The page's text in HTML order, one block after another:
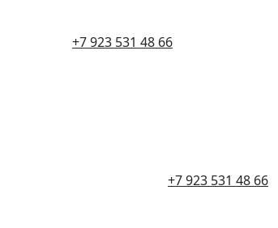
+7 923 531 48 66
+7 923 531 48 66